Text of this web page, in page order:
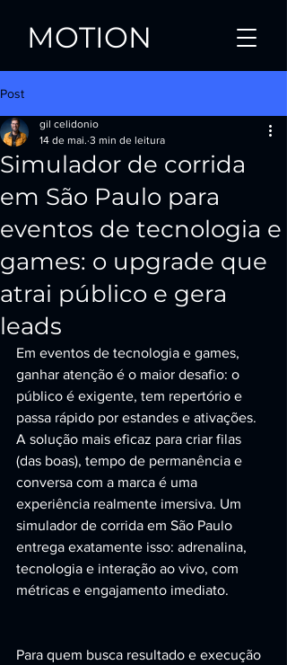
MOTION
Post
Simulador de corrida
em São Paulo para
eventos de tecnologia e
games: o upgrade que
atrai público e gera
leads
gil celidonio
14 de mai. 3 min de leitura
Em eventos de tecnologia e games,
ganhar atenção é o maior desafio: o
público é exigente, tem repertório e
passa rápido por estandes e ativações.
A solução mais eficaz para criar filas
(das boas), tempo de permanência e
conversa com a marca é uma
experiência realmente imersiva. Um
simulador de corrida em São Paulo
entrega exatamente isso: adrenalina,
tecnologia e interação ao vivo, com
métricas e engajamento imediato.
Para quem busca resultado e execução